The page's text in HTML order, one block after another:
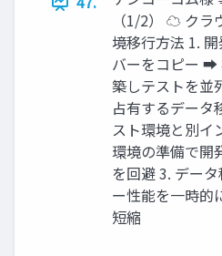
（1/2） ☁ クラ
境移行方法 1.
バーをコピー ➡
築しテストを並
占有するデー
スト環境と別
環境の準備で開
を回避 3. デー
ー性能を一時的
短縮